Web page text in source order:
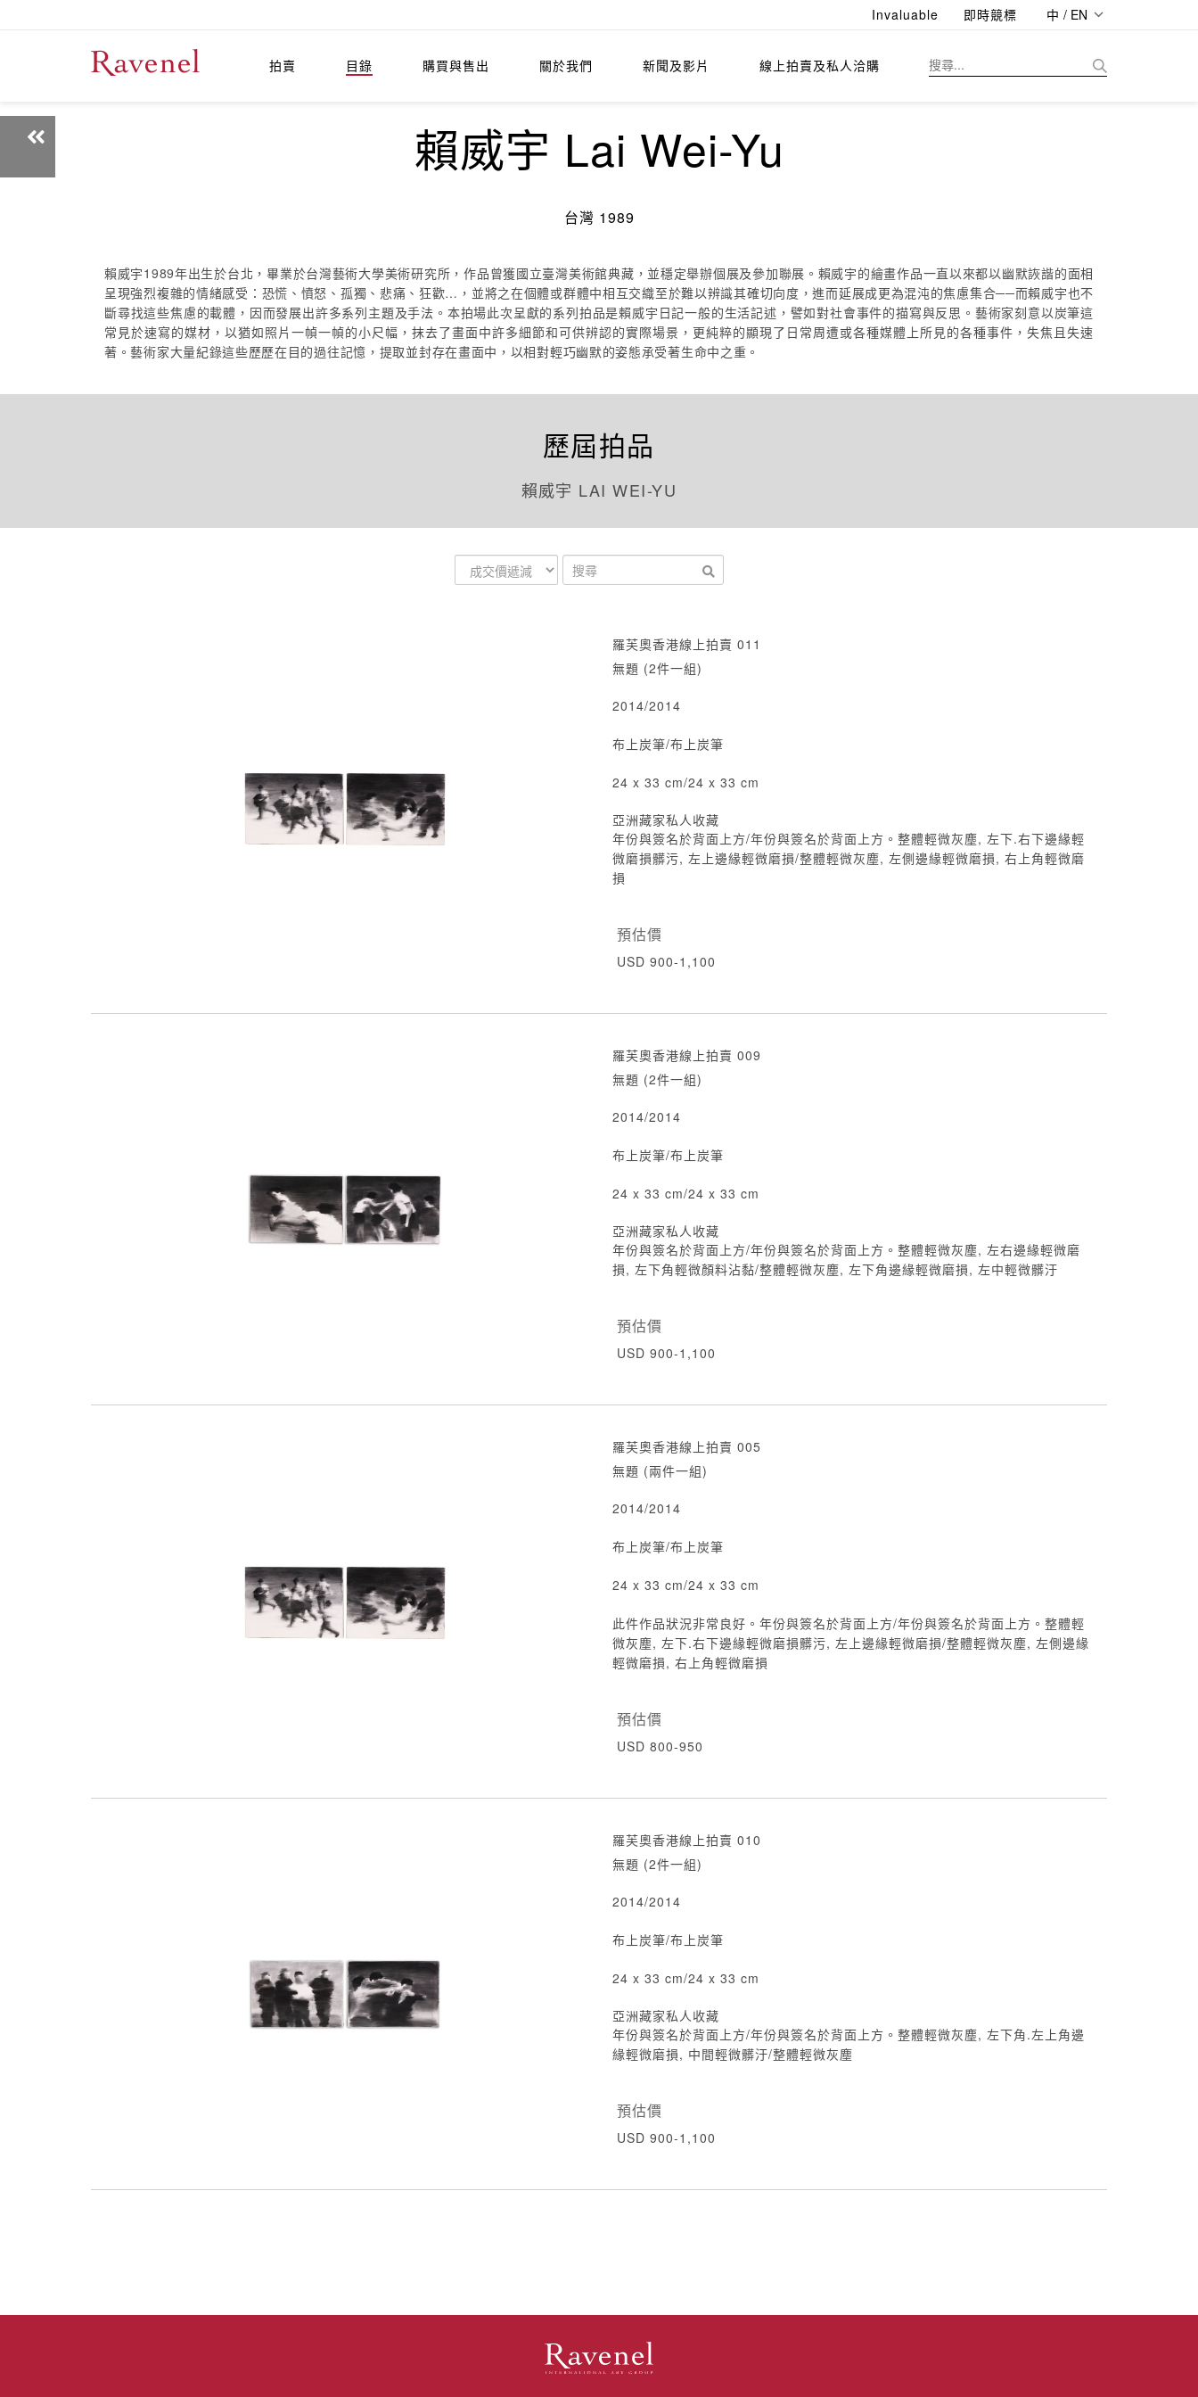
Invaluable 即時競標 中 / EN
拍賣 目錄 購買與售出 關於我們 新聞及影片 線上拍賣及私人洽購
賴威宇 Lai Wei-Yu
台灣 1989
賴威宇1989年出生於台北，畢業於台灣藝術大學美術研究所，作品曾獲國立臺灣美術館典藏，並穩定舉辦個展及參加聯展。賴威宇的繪畫作品一直以來都以幽默詼諧的面相
呈現強烈複雜的情緒感受：恐慌、憤怒、孤獨、悲痛、狂歡…，並將之在個體或群體中相互交織至於難以辨識其確切向度，進而延展成更為混沌的焦慮集合──而賴威宇也不
斷尋找這些焦慮的載體，因而發展出許多系列主題及手法。本拍場此次呈獻的系列拍品是賴威宇日記一般的生活記述，譬如對社會事件的描寫與反思。藝術家刻意以炭筆這
常見於速寫的媒材，以猶如照片一幀一幀的小尺幅，抹去了畫面中許多細節和可供辨認的實際場景，更純粹的顯現了日常周遭或各種媒體上所見的各種事件，失焦且失速
著。藝術家大量紀錄這些歷歷在目的過往記憶，提取並封存在畫面中，以相對輕巧幽默的姿態承受著生命中之重。
歷屆拍品
賴威宇 LAI WEI-YU
羅芙奧香港線上拍賣 011
無題 (2件一組)
2014/2014
布上炭筆/布上炭筆
24 x 33 cm/24 x 33 cm
亞洲藏家私人收藏
年份與簽名於背面上方/年份與簽名於背面上方。整體輕微灰塵, 左下.右下邊緣輕
微磨損髒污, 左上邊緣輕微磨損/整體輕微灰塵, 左側邊緣輕微磨損, 右上角輕微磨
損
預估價
USD 900-1,100
羅芙奧香港線上拍賣 009
無題 (2件一組)
2014/2014
布上炭筆/布上炭筆
24 x 33 cm/24 x 33 cm
亞洲藏家私人收藏
年份與簽名於背面上方/年份與簽名於背面上方。整體輕微灰塵, 左右邊緣輕微磨
損, 左下角輕微顏料沾黏/整體輕微灰塵, 左下角邊緣輕微磨損, 左中輕微髒汙
預估價
USD 900-1,100
羅芙奧香港線上拍賣 005
無題 (兩件一組)
2014/2014
布上炭筆/布上炭筆
24 x 33 cm/24 x 33 cm
此件作品狀況非常良好。年份與簽名於背面上方/年份與簽名於背面上方。整體輕
微灰塵, 左下.右下邊緣輕微磨損髒污, 左上邊緣輕微磨損/整體輕微灰塵, 左側邊緣
輕微磨損, 右上角輕微磨損
預估價
USD 800-950
羅芙奧香港線上拍賣 010
無題 (2件一組)
2014/2014
布上炭筆/布上炭筆
24 x 33 cm/24 x 33 cm
亞洲藏家私人收藏
年份與簽名於背面上方/年份與簽名於背面上方。整體輕微灰塵, 左下角.左上角邊
緣輕微磨損, 中間輕微髒汙/整體輕微灰塵
預估價
USD 900-1,100